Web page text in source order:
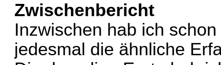
Zwischenbericht
Inzwischen hab ich
jedesmal die ähnliche